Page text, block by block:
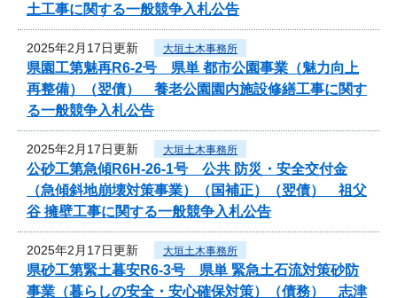
土工事に関する一般競争入札公告
2025年2月17日更新 大垣土木事務所
県園工第魅再R6-2号 県単 都市公園事業（魅力向上
再整備）（翌債） 養老公園園内施設修繕工事に関す
る一般競争入札公告
2025年2月17日更新 大垣土木事務所
公砂工第急傾R6H-26-1号 公共 防災・安全交付金
（急傾斜地崩壊対策事業）（国補正）（翌債） 祖父
谷 擁壁工事に関する一般競争入札公告
2025年2月17日更新 大垣土木事務所
県砂工第緊土暮安R6-3号 県単 緊急土石流対策砂防
事業（暮らしの安全・安心確保対策）（債務） 志津